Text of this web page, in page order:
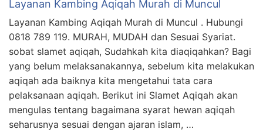
Layanan Kambing Aqiqah Murah di Muncul
Layanan Kambing Aqiqah Murah di Muncul . Hubungi
0818 789 119. MURAH, MUDAH dan Sesuai Syariat.
sobat slamet aqiqah, Sudahkah kita diaqiqahkan? Bagi
yang belum melaksanakannya, sebelum kita melakukan
aqiqah ada baiknya kita mengetahui tata cara
pelaksanaan aqiqah. Berikut ini Slamet Aqiqah akan
mengulas tentang bagaimana syarat hewan aqiqah
seharusnya sesuai dengan ajaran islam, …